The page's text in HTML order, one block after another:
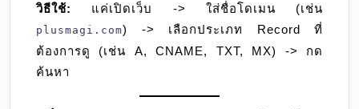
วิธีใช้: แค่เปิดเว็บ -> ใส่ชื่อโดเมน (เช่น
plusmagi.com) -> เลือกประเภท Record ที่
ต้องการดู (เช่น A, CNAME, TXT, MX) -> กด
ค้นหา